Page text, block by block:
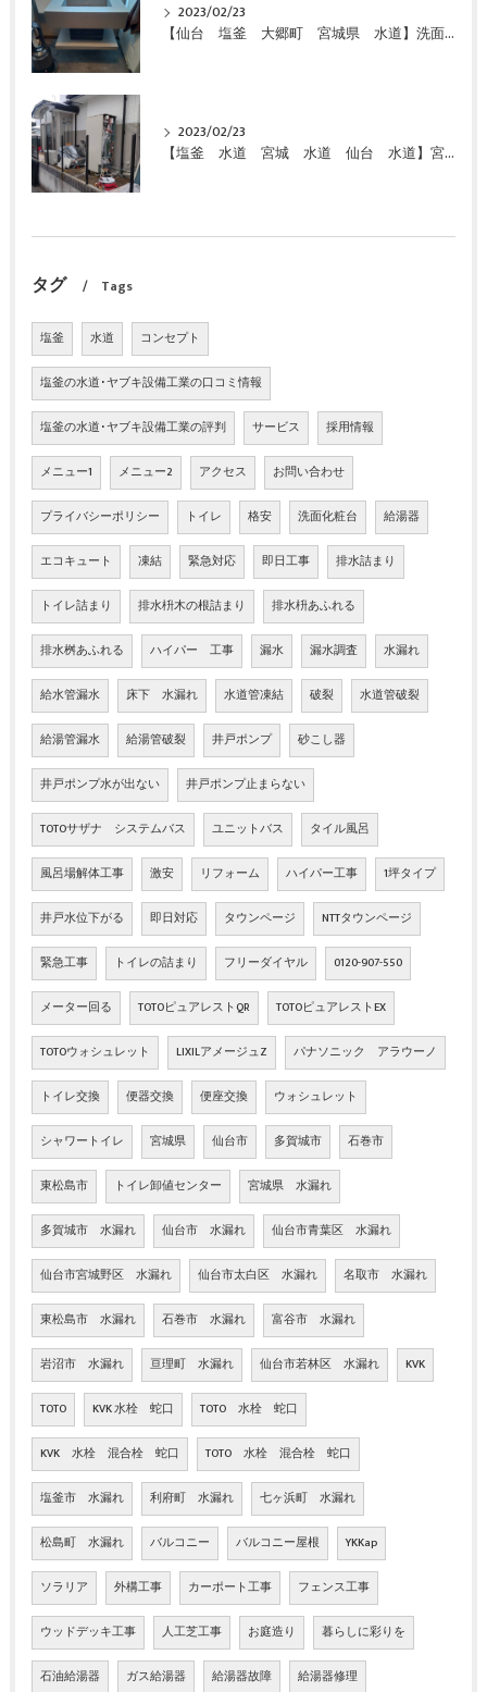
2023/02/23
【仙台 塩釜 大郷町 宮城県 水道】洗面化粧台 特価 激安 価格で交換致しました
2023/02/23
【塩釜 水道 宮城 水道 仙台 水道】宮城県 富谷市 給湯器 エコキュート 故障 お湯が出ない 即日対応 緊急対応 激安 特価 格安にて交換しました！
タグ Tags
塩釜 水道 コンセプト
塩釜の水道･ヤブキ設備工業の口コミ情報
塩釜の水道･ヤブキ設備工業の評判 サービス 採用情報
メニュー1 メニュー2 アクセス お問い合わせ
プライバシーポリシー トイレ 格安 洗面化粧台 給湯器
エコキュート 凍結 緊急対応 即日工事 排水詰まり
トイレ詰まり 排水枡木の根詰まり 排水枡あふれる
排水桝あふれる ハイパー 工事 漏水 漏水調査 水漏れ
給水管漏水 床下 水漏れ 水道管凍結 破裂 水道管破裂
給湯管漏水 給湯管破裂 井戸ポンプ 砂こし器
井戸ポンプ水が出ない 井戸ポンプ止まらない
TOTOサザナ システムバス ユニットバス タイル風呂
風呂場解体工事 激安 リフォーム ハイパー工事 1坪タイプ
井戸水位下がる 即日対応 タウンページ NTTタウンページ
緊急工事 トイレの詰まり フリーダイヤル 0120-907-550
メーター回る TOTOピュアレストQR TOTOピュアレストEX
TOTOウォシュレット LIXILアメージュZ パナソニック アラウーノ
トイレ交換 便器交換 便座交換 ウォシュレット
シャワートイレ 宮城県 仙台市 多賀城市 石巻市
東松島市 トイレ卸値センター 宮城県 水漏れ
多賀城市 水漏れ 仙台市 水漏れ 仙台市青葉区 水漏れ
仙台市宮城野区 水漏れ 仙台市太白区 水漏れ 名取市 水漏れ
東松島市 水漏れ 石巻市 水漏れ 富谷市 水漏れ
岩沼市 水漏れ 亘理町 水漏れ 仙台市若林区 水漏れ KVK
TOTO KVK 水栓 蛇口 TOTO 水栓 蛇口
KVK 水栓 混合栓 蛇口 TOTO 水栓 混合栓 蛇口
塩釜市 水漏れ 利府町 水漏れ 七ヶ浜町 水漏れ
松島町 水漏れ バルコニー バルコニー屋根 YKKap
ソラリア 外構工事 カーポート工事 フェンス工事
ウッドデッキ工事 人工芝工事 お庭造り 暮らしに彩りを
石油給湯器 ガス給湯器 給湯器故障 給湯器修理